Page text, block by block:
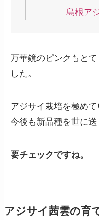
島根ア
万華鏡のピンクもと
した。
アジサイ栽培を極め
今後も新品種を世に
要チェックですね。
アジサイ茜雲の育